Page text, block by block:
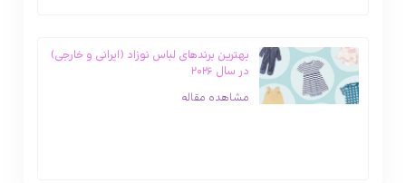
بهترین برندهای لباس نوزاد (ایرانی و خارجی)
در سال ۲۰۲۶
مشاهده مقاله